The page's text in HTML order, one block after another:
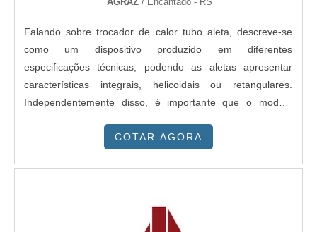
Falando sobre trocador de calor tubo aleta, descreve-se
como um dispositivo produzido em diferentes
especificações técnicas, podendo as aletas apresentar
características integrais, helicoidais ou retangulares.
Independentemente disso, é importante que o modelo
transporte; Facilidade de instalação;Facilidade de
COTAR AGORA